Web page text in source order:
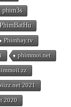
phim3s
PhimBatHu
Phimhay.tv
phimmoi.net
2021
2020